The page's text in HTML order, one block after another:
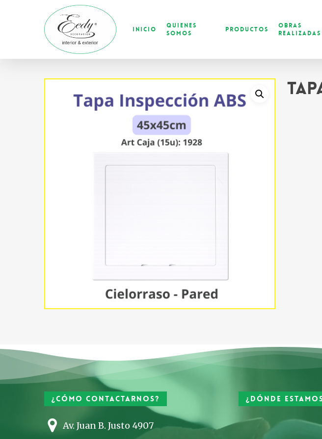
Inicio
Quienes
Somos
Productos
Obras
Realizadas
¿Cómo contactarnos?
Av. Juan B. Justo 4907
¿Dónde